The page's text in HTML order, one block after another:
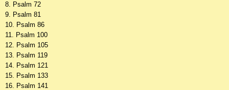
8. Psalm 72
9. Psalm 81
10. Psalm 86
11. Psalm 100
12. Psalm 105
13. Psalm 119
14. Psalm 121
15. Psalm 133
16. Psalm 141